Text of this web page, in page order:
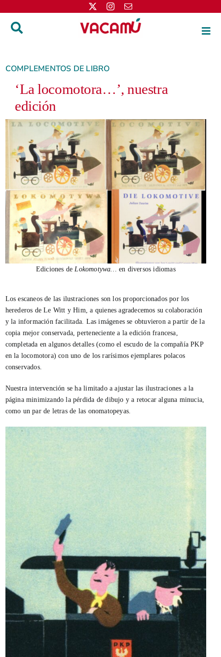
contenido
Inicio
Libros
Autores
Distribución
La editorial
Apuntes
COMPLEMENTOS DE LIBRO
‘La locomotora…’, nuestra
edición
Ediciones deLokomotywa… en diversos idiomas
Los escaneos de las ilustraciones son los proporcionados por los
herederos de Le Witt y Him, a quienes agradecemos su colaboración
y la información facilitada. Las imágenes se obtuvieron a partir de la
copia mejor conservada, perteneciente a la edición francesa,
completada en algunos detalles (como el escudo de la compañía PKP
en la locomotora) con uno de los rarísimos ejemplares polacos
conservados.
Nuestra intervención se ha limitado a ajustar las ilustraciones a la
página minimizando la pérdida de dibujo y a retocar alguna minucia,
como un par de letras de las onomatopeyas.